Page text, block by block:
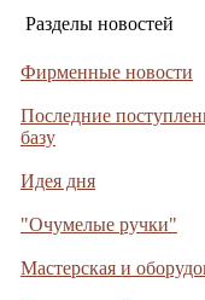
Разделы новостей
Фирменные новости
Последние
базу
Идея дня
"Очумелые ручки"
Мастерская и